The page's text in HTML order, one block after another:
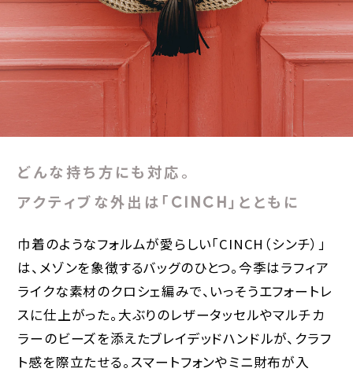
どんな持ち方にも対応。
アクティブな外出は「CINCH」とともに
巾着のようなフォルムが愛らしい「CINCH（シンチ）」
は、メゾンを象徴するバッグのひとつ。今季はラフィア
ライクな素材のクロシェ編みで、いっそうエフォートレ
スに仕上がった。大ぶりのレザータッセルやマルチカ
ラーのビーズを添えたブレイデッドハンドルが、クラフ
ト感を際立たせる。スマートフォンやミニ財布が入